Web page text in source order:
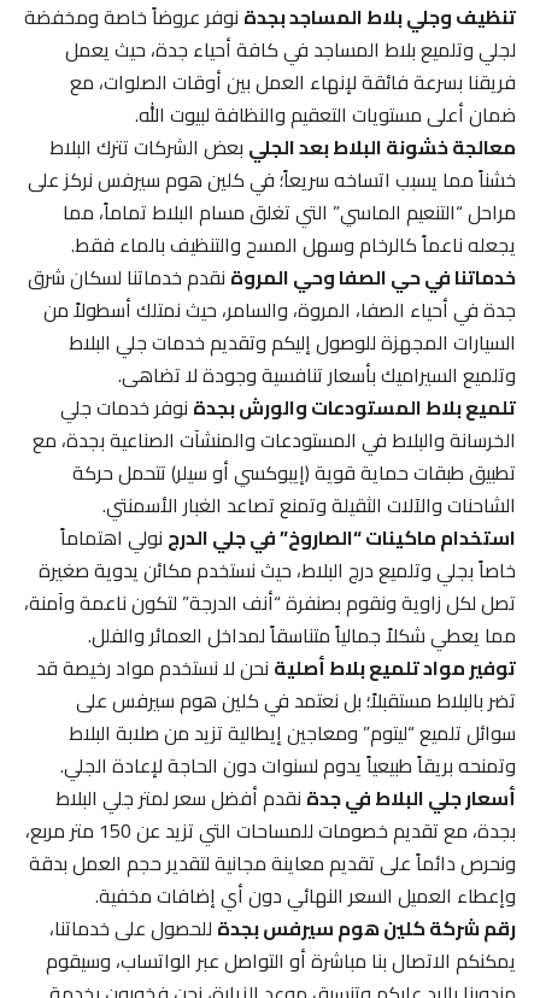
تنظيف وجلي بلاط المساجد بجدةنوفر عروضاً خاصة ومخفضة
لجلي وتلميع بلاط المساجد في كافة أحياء جدة، حيث يعمل
فريقنا بسرعة فائقة لإنهاء العمل بين أوقات الصلوات، مع
ضمان أعلى مستويات التعقيم والنظافة لبيوت الله.
معالجة خشونة البلاط بعد الجليبعض الشركات تترك البلاط
خشناً مما يسبب اتساخه سريعاً؛ في كلين هوم سيرفس نركز على
مراحل “التنعيم الماسي” التي تغلق مسام البلاط تماماً، مما
يجعله ناعماً كالرخام وسهل المسح والتنظيف بالماء فقط.
خدماتنا في حي الصفا وحي المروةنقدم خدماتنا لسكان شرق
جدة في أحياء الصفا، المروة، والسامر، حيث نمتلك أسطولاً من
السيارات المجهزة للوصول إليكم وتقديم خدمات جلي البلاط
وتلميع السيراميك بأسعار تنافسية وجودة لا تضاهى.
تلميع بلاط المستودعات والورش بجدةنوفر خدمات جلي
الخرسانة والبلاط في المستودعات والمنشآت الصناعية بجدة، مع
تطبيق طبقات حماية قوية (إيبوكسي أو سيلر) تتحمل حركة
الشاحنات والآلات الثقيلة وتمنع تصاعد الغبار الأسمنتي.
استخدام ماكينات “الصاروخ” في جلي الدرجنولي اهتماماً
خاصاً بجلي وتلميع درج البلاط، حيث نستخدم مكائن يدوية صغيرة
تصل لكل زاوية ونقوم بصنفرة “أنف الدرجة” لتكون ناعمة وآمنة،
مما يعطي شكلاً جمالياً متناسقاً لمداخل العمائر والفلل.
توفير مواد تلميع بلاط أصليةنحن لا نستخدم مواد رخيصة قد
تضر بالبلاط مستقبلاً؛ بل نعتمد في كلين هوم سيرفس على
سوائل تلميع “ليتوم” ومعاجين إيطالية تزيد من صلابة البلاط
وتمنحه بريقاً طبيعياً يدوم لسنوات دون الحاجة لإعادة الجلي.
أسعار جلي البلاط في جدةنقدم أفضل سعر لمتر جلي البلاط
بجدة، مع تقديم خصومات للمساحات التي تزيد عن 150 متر مربع،
ونحرص دائماً على تقديم معاينة مجانية لتقدير حجم العمل بدقة
وإعطاء العميل السعر النهائي دون أي إضافات مخفية.
رقم شركة كلين هوم سيرفس بجدةللحصول على خدماتنا،
يمكنكم الاتصال بنا مباشرة أو التواصل عبر الواتساب، وسيقوم